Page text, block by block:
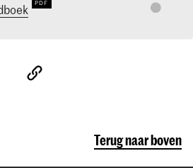
Terug naar boven